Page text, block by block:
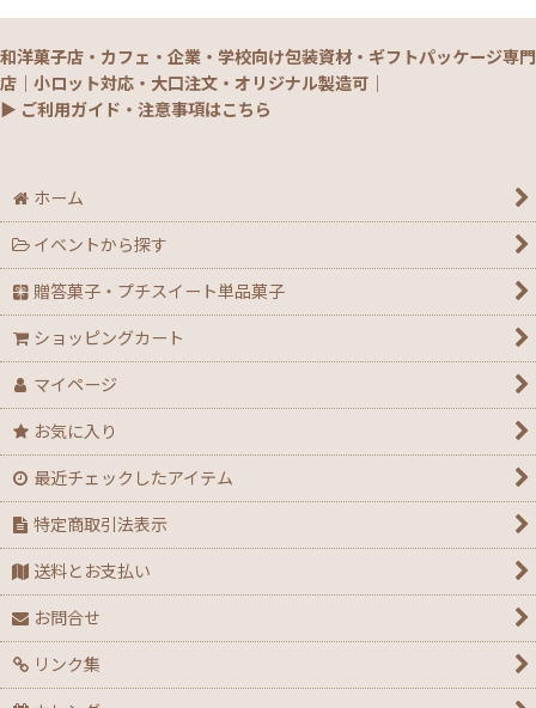
和洋菓子店・カフェ・企業・学校向け包装資材・ギフトパッケージ専門
店｜小ロット対応・大口注文・オリジナル製造可｜
▶ ご利用ガイド・注意事項はこちら
ホーム
イベントから探す
贈答菓子・プチスイート単品菓子
ショッピングカート
マイページ
お気に入り
最近チェックしたアイテム
特定商取引法表示
送料とお支払い
お問合せ
リンク集